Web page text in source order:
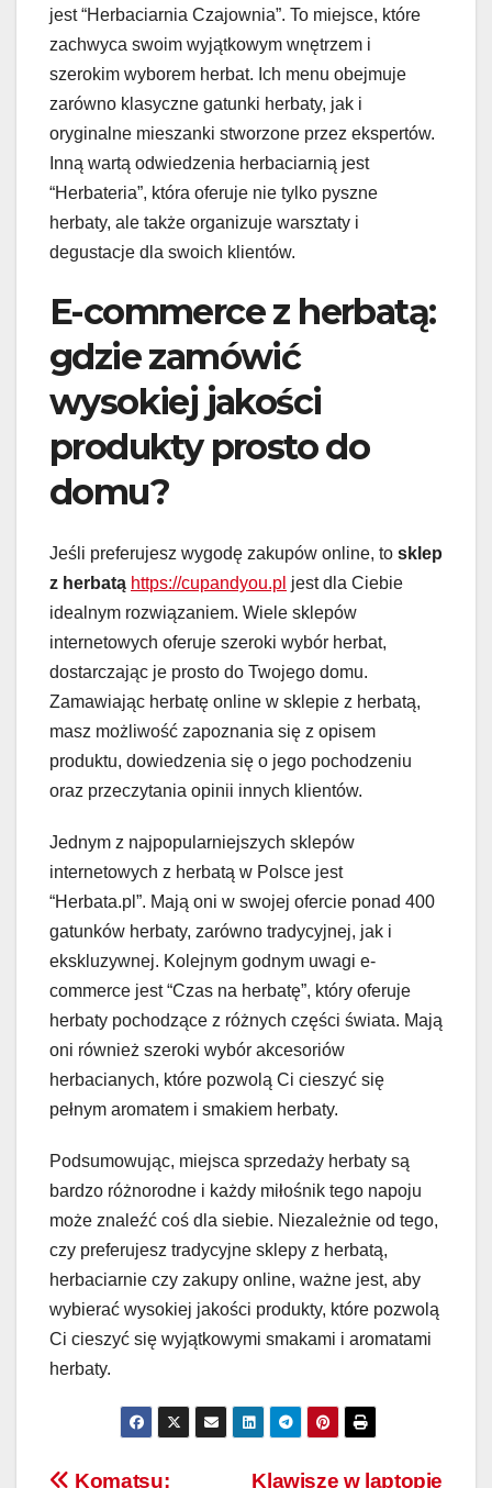
jest “Herbaciarnia Czajownia”. To miejsce, które
zachwyca swoim wyjątkowym wnętrzem i
szerokim wyborem herbat. Ich menu obejmuje
zarówno klasyczne gatunki herbaty, jak i
oryginalne mieszanki stworzone przez ekspertów.
Inną wartą odwiedzenia herbaciarnią jest
“Herbateria”, która oferuje nie tylko pyszne
herbaty, ale także organizuje warsztaty i
degustacje dla swoich klientów.
E-commerce z herbatą:
gdzie zamówić
wysokiej jakości
produkty prosto do
domu?
Jeśli preferujesz wygodę zakupów online, to sklep
z herbatą https://cupandyou.pl jest dla Ciebie
idealnym rozwiązaniem. Wiele sklepów
internetowych oferuje szeroki wybór herbat,
dostarczając je prosto do Twojego domu.
Zamawiając herbatę online w sklepie z herbatą,
masz możliwość zapoznania się z opisem
produktu, dowiedzenia się o jego pochodzeniu
oraz przeczytania opinii innych klientów.
Jednym z najpopularniejszych sklepów
internetowych z herbatą w Polsce jest
“Herbata.pl”. Mają oni w swojej ofercie ponad 400
gatunków herbaty, zarówno tradycyjnej, jak i
ekskluzywnej. Kolejnym godnym uwagi e-
commerce jest “Czas na herbatę”, który oferuje
herbaty pochodzące z różnych części świata. Mają
oni również szeroki wybór akcesoriów
herbacianych, które pozwolą Ci cieszyć się
pełnym aromatem i smakiem herbaty.
Podsumowując, miejsca sprzedaży herbaty są
bardzo różnorodne i każdy miłośnik tego napoju
może znaleźć coś dla siebie. Niezależnie od tego,
czy preferujesz tradycyjne sklepy z herbatą,
herbaciarnie czy zakupy online, ważne jest, aby
wybierać wysokiej jakości produkty, które pozwolą
Ci cieszyć się wyjątkowymi smakami i aromatami
herbaty.
Klawisze w laptopie
Komatsu: